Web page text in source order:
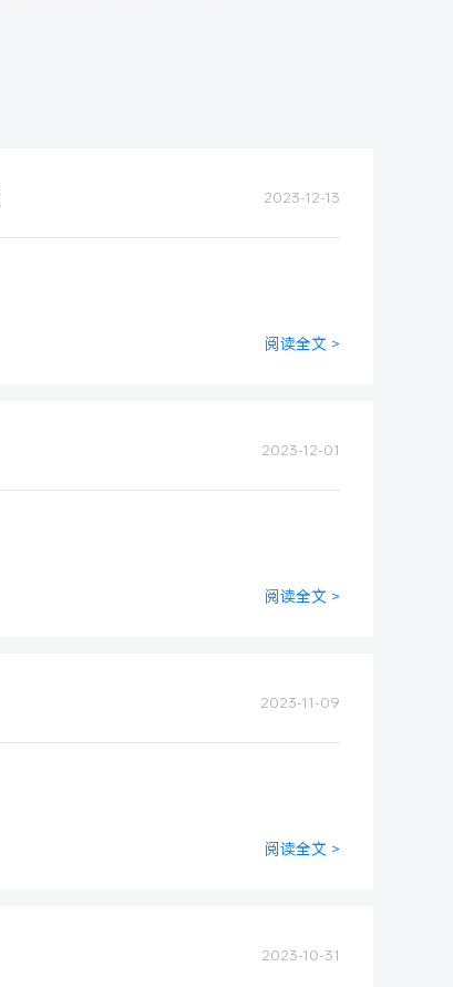
2023-12-13
阅读全文 >
2023-12-01
阅读全文 >
2023-11-09
阅读全文 >
2023-10-31